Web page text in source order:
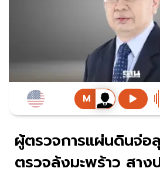
ผู้ตรวจการแผ่นดินจ่อ
ตรวจล้งมะพร้าว สาง